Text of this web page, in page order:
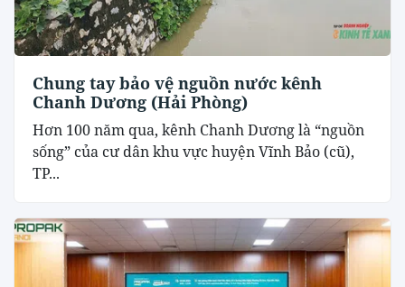
Chung tay bảo vệ nguồn nước kênh
Chanh Dương (Hải Phòng)
Hơn 100 năm qua, kênh Chanh Dương là “nguồn
sống” của cư dân khu vực huyện Vĩnh Bảo (cũ),
TP...